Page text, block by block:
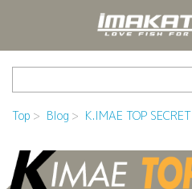
Top Blog K.IMAE TOP SECRET